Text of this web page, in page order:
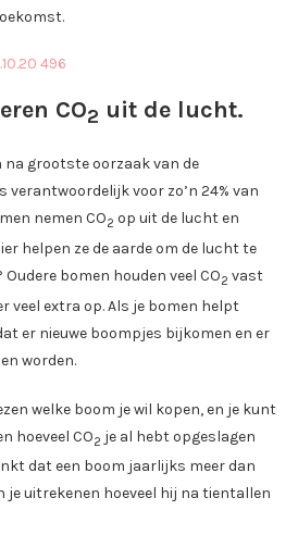
CO2 uit de lucht.
na grootste oorzaak van de
verantwoordelijk voor zo’n 24% van
nemen CO2 op uit de lucht en
helpen ze de aarde om de lucht te
bomen houden veel CO2 vast
veel extra op. Als je bomen helpt
er nieuwe boompjes bijkomen en er
worden.
welke boom je wil kopen, en je kunt
hoeveel CO2 je al hebt opgeslagen
dat een boom jaarlijks meer dan
je uitrekenen hoeveel hij na tientallen